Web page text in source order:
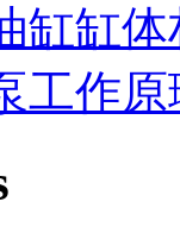
缸缸
工作原